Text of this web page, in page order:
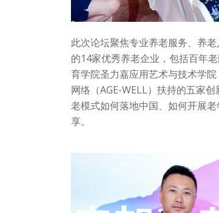
此次论坛聚焦专业养老服务、养
的14家优秀养老企业，包括百年
育学院圣力嘉应用艺术与技术学
网络（AGE-WELL）扶持的五家
老模式如何落地中国、如何开展
享。